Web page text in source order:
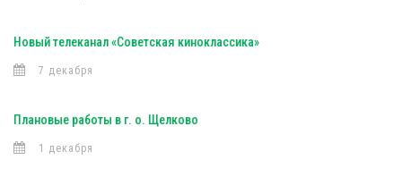
Новый телеканал «Советская киноклассика»
7 декабря
Плановые работы в г. о. Щелково
1 декабря